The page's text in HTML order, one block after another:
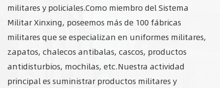
militares y policiales.Como miembro del Sistema
Militar Xinxing, poseemos más de 100 fábricas
militares que se especializan en uniformes militares,
zapatos, chalecos antibalas, cascos, productos
antidisturbios, mochilas, etc.Nuestra actividad
principal es suministrar productos militares y